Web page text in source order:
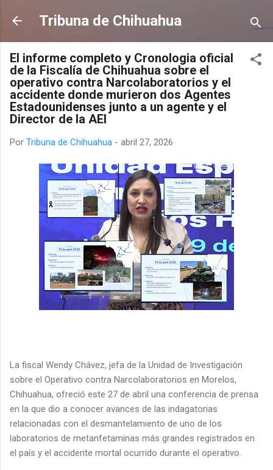
Ir al contenido principal
Tribuna de Chihuahua
El informe completo y Cronologia oficial
de la Fiscalía de Chihuahua sobre el
operativo contra Narcolaboratorios y el
accidente donde murieron dos Agentes
Estadounidenses junto a un agente y el
Director de la AEI
Por Tribuna de Chihuahua - abril 27, 2026
La fiscal Wendy Chávez, jefa de la Unidad de Investigación
sobre el Operativo contra Narcolaboratorios en Morelos,
Chihuahua, ofreció este 27 de abril una conferencia de prensa
en la que dio a conocer avances de las indagatorias
relacionadas con el desmantelamiento de uno de los
laboratorios de metanfetaminas más grandes registrados en
el país y el accidente mortal ocurrido durante el operativo.